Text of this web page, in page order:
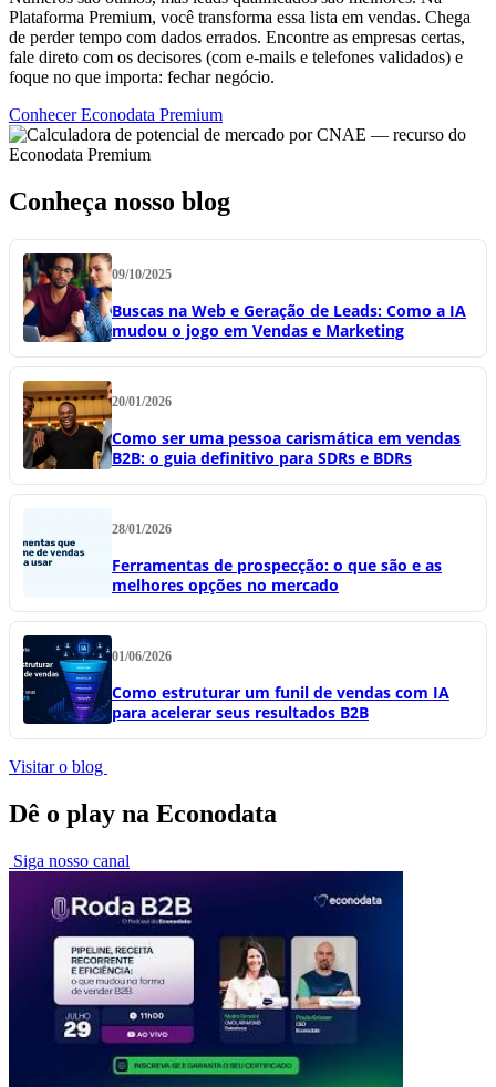
Plataforma Premium, você transforma essa lista em vendas. Chega
de perder tempo com dados errados. Encontre as empresas certas,
fale direto com os decisores (com e-mails e telefones validados) e
foque no que importa: fechar negócio.
Conhecer Econodata Premium
Conheça nosso blog
09/10/2025
Buscas na Web e Geração de Leads: Como a IA
mudou o jogo em Vendas e Marketing
20/01/2026
Como ser uma pessoa carismática em vendas
B2B: o guia definitivo para SDRs e BDRs
28/01/2026
Ferramentas de prospecção: o que são e as
melhores opções no mercado
01/06/2026
Como estruturar um funil de vendas com IA
para acelerar seus resultados B2B
Visitar o blog
Dê o play na Econodata
Siga nosso canal